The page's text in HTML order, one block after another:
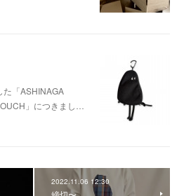
た「ASHINAGA
」につきまし…
2022.11.06 12:30